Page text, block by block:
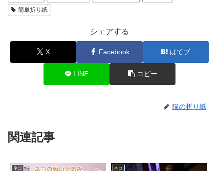
簡単折り紙
シェアする
X Facebook はてブ
LINE コピー
猫の折り紙
関連記事
ネコ ネコ